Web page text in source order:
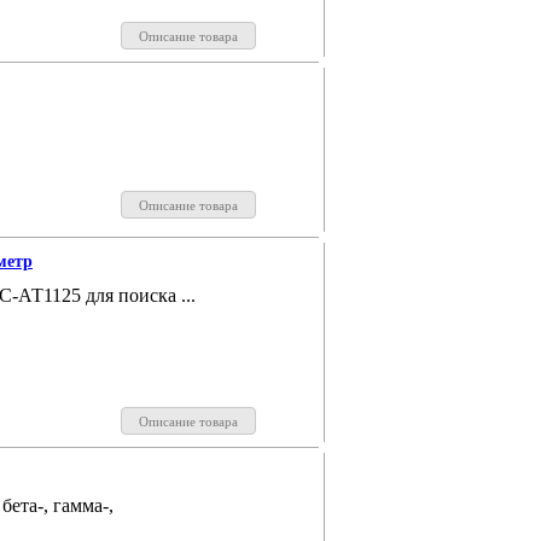
Описание товара
Описание товара
АТ1125 для поиска ...
Описание товара
, гамма-,